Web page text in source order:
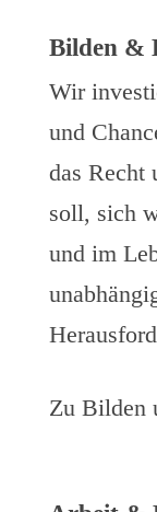
Bilden &
Wir
und
das Recht
soll, sich
und im
Zu Bilden